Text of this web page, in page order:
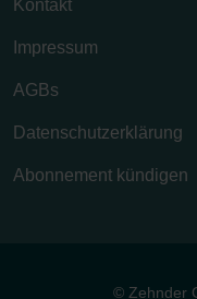
Kontakt
Impressum
AGBs
Datenschutzerklärung
Abonnement kündigen
© Zehnder